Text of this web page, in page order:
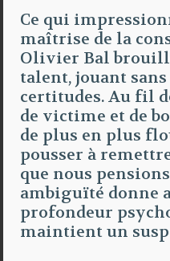
Ce qui
maîtrise de la
Olivier Bal
talent, jouant sans
certitudes. Au fil
de victime et de
de plus en plus
pousser à
que nous
ambiguïté donne
profondeur
maintient un